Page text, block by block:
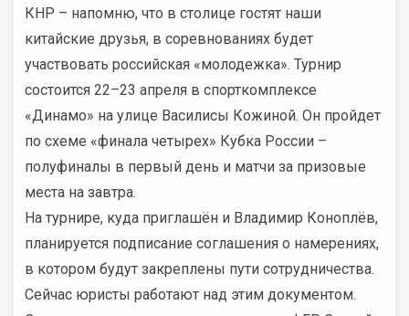
КНР – напомню, что в столице гостят наши
китайские друзья, в соревнованиях будет
участвовать российская «молодежка». Турнир
состоится 22–23 апреля в спорткомплексе
«Динамо» на улице Василисы Кожиной. Он пройдет
по схеме «финала четырех» Кубка России –
полуфиналы в первый день и матчи за призовые
места на завтра.
На турнире, куда приглашён и Владимир Коноплёв,
планируется подписание соглашения о намерениях,
в котором будут закреплены пути сотрудничества.
Сейчас юристы работают над этим документом.